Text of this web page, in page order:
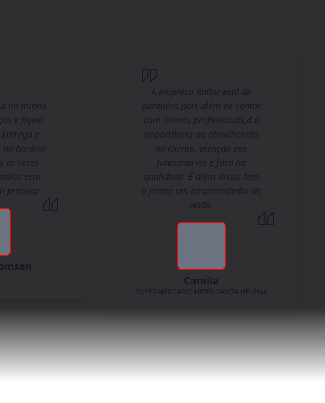
na minha
e fiquei
e
no horário
as vezes
sem
precisar
A empresa Railoc está de
parabéns,pois além de contar
com ótimos profissionais,d á
importância ao atendimento
ao cliente, atenção aos
funcionários e foco na
qualidade. E além disso, tem
a frente um empreendedor de
visão.
Camila
SUPERMERCADO HIPER SANTA HELENA